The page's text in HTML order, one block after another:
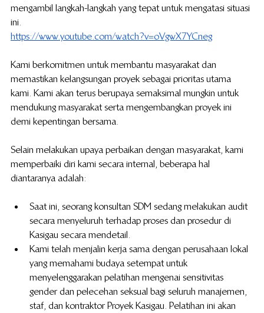
mengambil langkah-langkah yang tepat untuk mengatasi situasi
ini.
https://www.youtube.com/watch?v=oVgwX7YCneg
Kami berkomitmen untuk membantu masyarakat dan
memastikan kelangsungan proyek sebagai prioritas utama
kami. Kami akan terus berupaya semaksimal mungkin untuk
mendukung masyarakat serta mengembangkan proyek ini
demi kepentingan bersama.
Selain melakukan upaya perbaikan dengan masyarakat, kami
memperbaiki diri kami secara internal, beberapa hal
diantaranya adalah:
Saat ini, seorang konsultan SDM sedang melakukan audit
secara menyeluruh terhadap proses dan prosedur di
Kasigau secara mendetail.
Kami telah menjalin kerja sama dengan perusahaan lokal
yang memahami budaya setempat untuk
menyelenggarakan pelatihan mengenai sensitivitas
gender dan pelecehan seksual bagi seluruh manajemen,
staf, dan kontraktor Proyek Kasigau. Pelatihan ini akan